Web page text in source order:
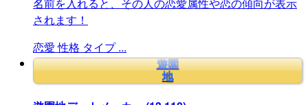
されます！
恋愛 性格 タイプ ...
遊園
地